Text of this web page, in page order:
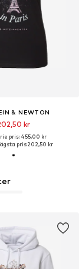
& NEWTON
kr
pris: 455,00 kr
pris:202,50 kr